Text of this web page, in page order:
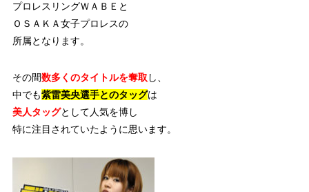
プロレスリングＷＡＢＥと
ＯＳＡＫＡ女子プロレスの
所属となります。
その間数多くのタイトルを奪取 し、
中でも紫雷美央選手とのタッグは
美人タッグとして人気を博し
特に注目されていたように思います。